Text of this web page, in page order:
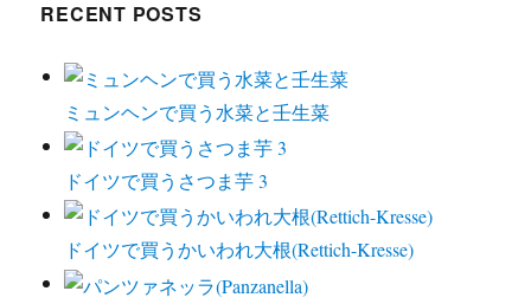
RECENT POSTS
ミュンヘンで買う水菜と壬生菜
ドイツで買うさつま芋 3
ドイツで買うかいわれ大根(Rettich-Kresse)